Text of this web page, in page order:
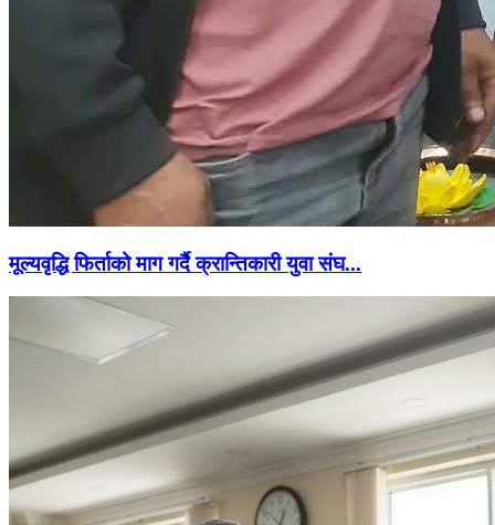
मूल्यवृद्धि फिर्ताको माग गर्दै क्रान्तिकारी युवा संघ...